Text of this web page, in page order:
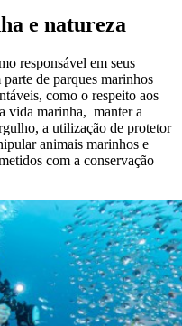
e natureza
responsável em seus
de parques marinhos
como o respeito aos
vida marinha, manter a
a utilização de protetor
animais marinhos e
com a conservação